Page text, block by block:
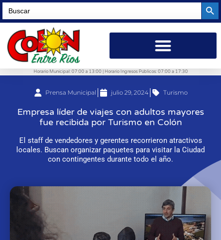
Search
for:
Horario Municipal: 07:00 a 13:00 | Horario Ingresos Públicos: 07:00 a 17:30
Prensa Municipal julio 29, 2024 Turismo
Empresa líder de viajes con adultos mayores
fue recibida por Turismo en Colón
El staff de vendedores y gerentes recorrieron atractivos
locales. Buscan organizar paquetes para visitar la Ciudad
con contingentes durante todo el año.